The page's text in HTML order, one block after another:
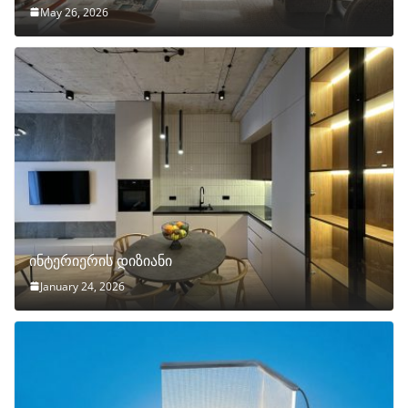
May 26, 2026
ინტერიერის დიზიანი
January 24, 2026